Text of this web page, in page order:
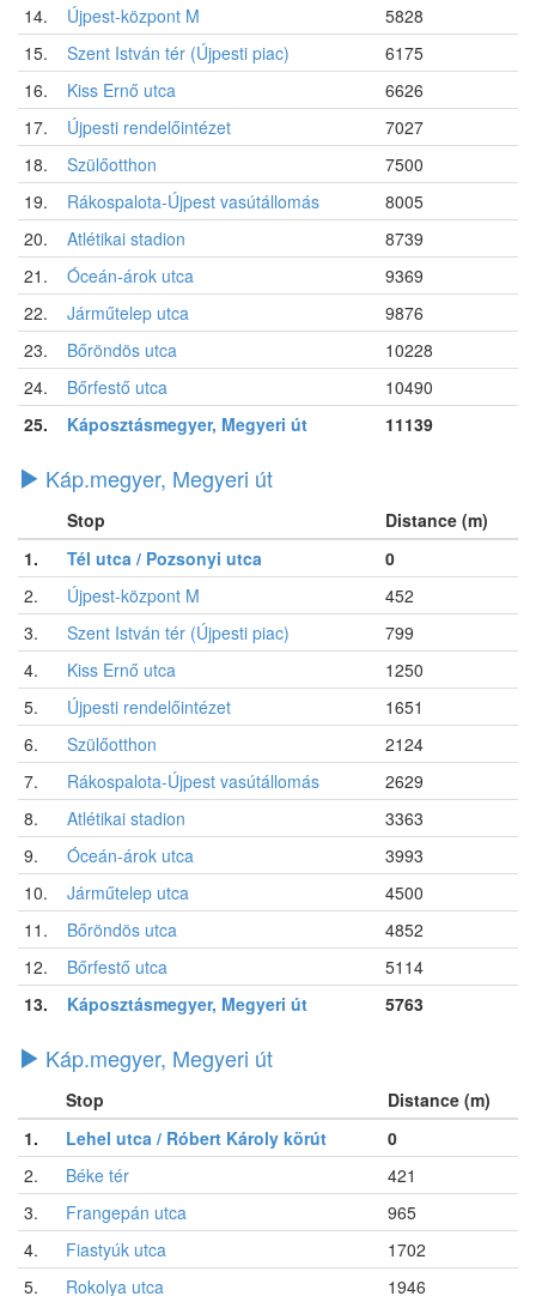
14.
Újpest-központ M
5828
15.
Szent István tér (Újpesti piac)
6175
16.
Kiss Ernő utca
6626
17.
Újpesti rendelőintézet
7027
18.
Szülőotthon
7500
19.
Rákospalota-Újpest vasútállomás
8005
20.
Atlétikai stadion
8739
21.
Óceán-árok utca
9369
22.
Járműtelep utca
9876
23.
Bőröndös utca
10228
24.
Bőrfestő utca
10490
25.
Káposztásmegyer, Megyeri út 11139
Káp.megyer, Megyeri út
Stop
Distance (m)
1.
Tél utca / Pozsonyi utca
0
2.
Újpest-központ M
452
3.
Szent István tér (Újpesti piac)
799
4.
Kiss Ernő utca
1250
5.
Újpesti rendelőintézet
1651
6.
Szülőotthon
2124
7.
Rákospalota-Újpest vasútállomás
2629
8.
Atlétikai stadion
3363
9.
Óceán-árok utca
3993
10.
Járműtelep utca
4500
11.
Bőröndös utca
4852
12.
Bőrfestő utca
5114
13.
Káposztásmegyer, Megyeri út 5763
Káp.megyer, Megyeri út
Stop
Distance (m)
1.
Lehel utca / Róbert Károly körút
0
2.
Béke tér
421
3.
Frangepán utca
965
4.
Fiastyúk utca
1702
5.
Rokolya utca 1946